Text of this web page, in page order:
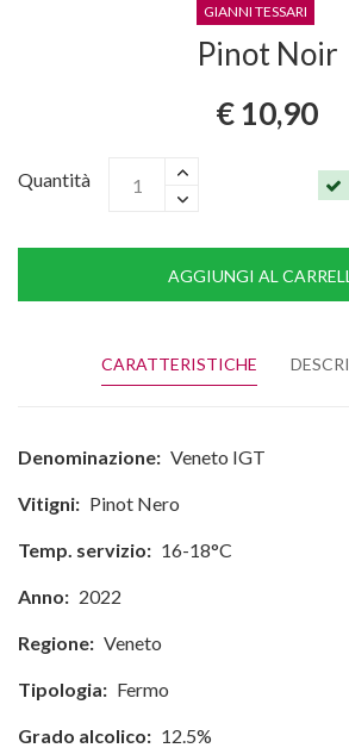
GIANNI TESSARI
Pinot Noir
€ 10,90
Quantità
AGGIUNGI AL
CARATTERISTICHE
Denominazione: Veneto IGT
Vitigni: Pinot Nero
Temp. servizio: 16-18°C
Anno: 2022
Regione: Veneto
Tipologia: Fermo
Grado alcolico: 12.5%